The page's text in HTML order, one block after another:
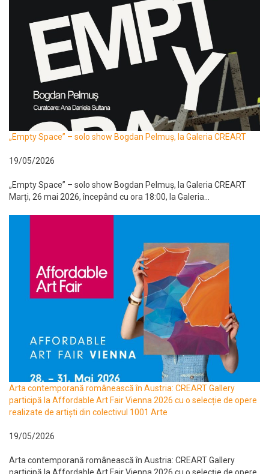
„Empty Space” – solo show Bogdan Pelmuș, la Galeria CREART
19/05/2026
„Empty Space” – solo show Bogdan Pelmuș, la Galeria CREART
Marți, 26 mai 2026, începând cu ora 18:00, la Galeria...
Arta contemporană românească în Austria: CREART Gallery
participă la Affordable Art Fair Vienna 2026 cu o selecție de opere
realizate de artiști din colectivul 1001 Arte
19/05/2026
Arta contemporană românească în Austria: CREART Gallery
participă la Affordable Art Fair Vienna 2026 cu o selecție de opere